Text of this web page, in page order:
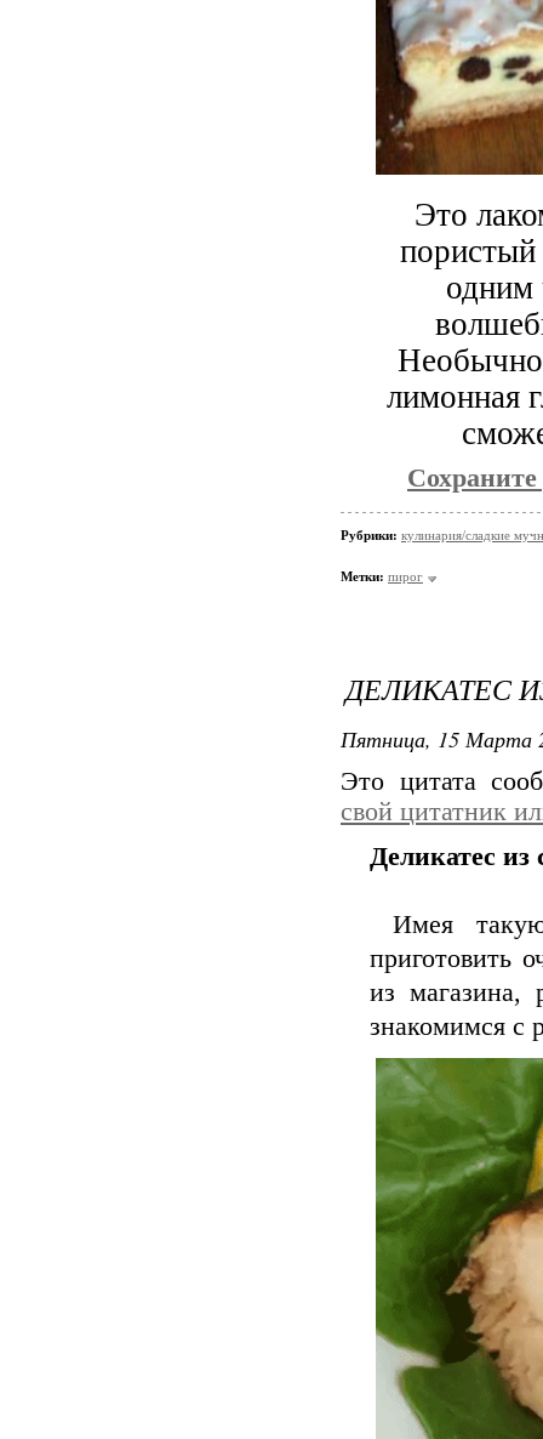
Это
одним
лимонная
Рубрики: кулинария/сладкие
Метки: пирог
ДЕЛИКАТЕС
Пятница, 15 Марта
Это цитата
свой цитатник
Деликатес из
Имея
приготовить
из магазина,
знакомимся с